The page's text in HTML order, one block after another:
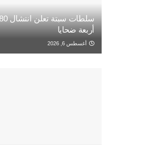
أربعة ضحايا
أغسطس 6, 2026